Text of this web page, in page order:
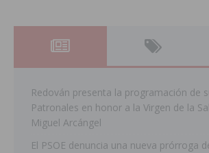
Redován presenta la programación de
Patronales en honor a la Virgen de la
Miguel Arcángel
El PSOE denuncia una nueva prórroga